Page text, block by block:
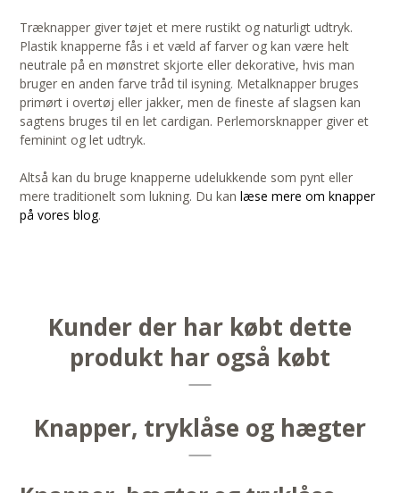
Træknapper giver tøjet et mere rustikt og naturligt udtryk.
Plastik knapperne fås i et væld af farver og kan være helt
neutrale på en mønstret skjorte eller dekorative, hvis man
bruger en anden farve tråd til isyning. Metalknapper bruges
primørt i overtøj eller jakker, men de fineste af slagsen kan
sagtens bruges til en let cardigan. Perlemorsknapper giver et
feminint og let udtryk.
Altså kan du bruge knapperne udelukkende som pynt eller
mere traditionelt som lukning. Du kan læse mere om knapper
på vores blog.
Kunder der har købt dette
produkt har også købt
Knapper, tryklåse og hægter